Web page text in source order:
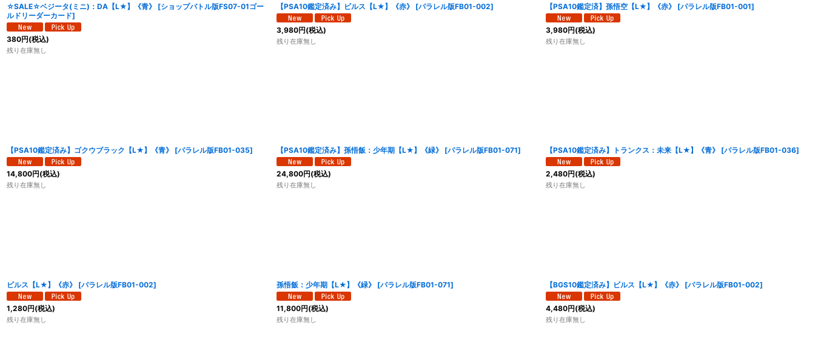
☆SALE☆ベジータ(ミニ)：DA【L★】《青》 [ショップバトル版FS07-01ゴー
ルドリーダーカード]
380円(税込)
残り在庫無し
【PSA10鑑定済み】ビルス【L★】《赤》 [パラレル版FB01-002]
3,980円(税込)
残り在庫無し
【PSA10鑑定済】孫悟空【L★】《赤》 [パラレル版FB01-001]
3,980円(税込)
残り在庫無し
【PSA10鑑定済み】ゴクウブラック【L★】《青》 [パラレル版FB01-035]
14,800円(税込)
残り在庫無し
【PSA10鑑定済み】孫悟飯：少年期【L★】《緑》 [パラレル版FB01-071]
24,800円(税込)
残り在庫無し
【PSA10鑑定済み】トランクス：未来【L★】《青》 [パラレル版FB01-036]
2,480円(税込)
残り在庫無し
ビルス【L★】《赤》 [パラレル版FB01-002]
1,280円(税込)
残り在庫無し
孫悟飯：少年期【L★】《緑》 [パラレル版FB01-071]
11,800円(税込)
残り在庫無し
【BGS10鑑定済み】ビルス【L★】《赤》 [パラレル版FB01-002]
4,480円(税込)
残り在庫無し